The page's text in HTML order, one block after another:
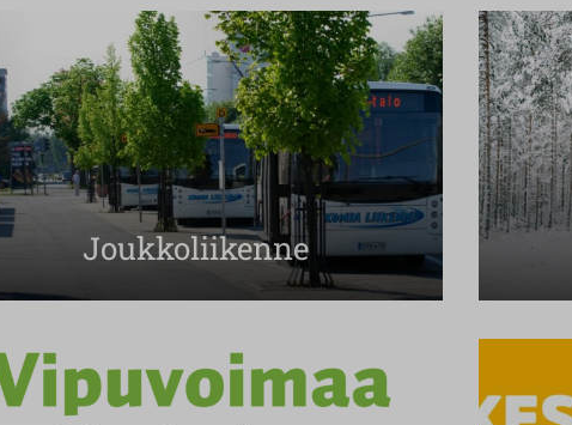
Joukkoliikenne